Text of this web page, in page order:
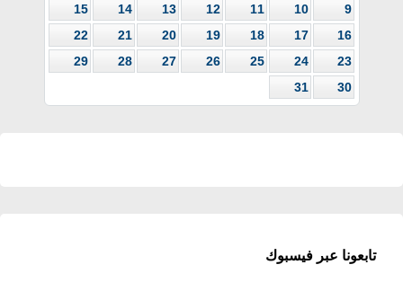
9
10
11
12
13
14
15
16
17
18
19
20
21
22
23
24
25
26
27
28
29
30
31
تابعونا عبر فيسبوك